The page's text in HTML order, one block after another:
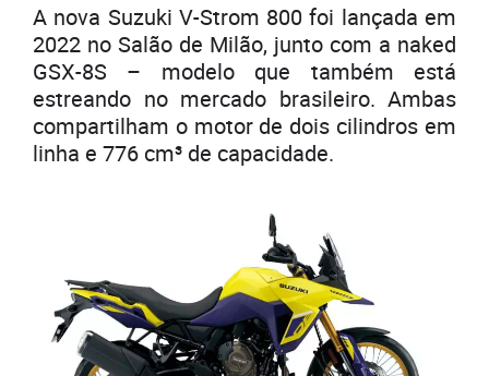
A nova Suzuki V-Strom 800 foi lançada em
2022 no Salão de Milão, junto com a naked
GSX-8S – modelo que também está
estreando no mercado brasileiro. Ambas
compartilham o motor de dois cilindros em
linha e 776 cm³ de capacidade.